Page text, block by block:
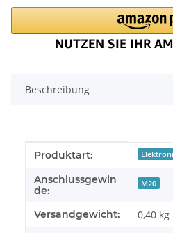
Beschreibung
Produkteigenschaft
Wert
Produktart:
Anschlussgewin
de:
M20
Versandgewicht: 0,40 kg